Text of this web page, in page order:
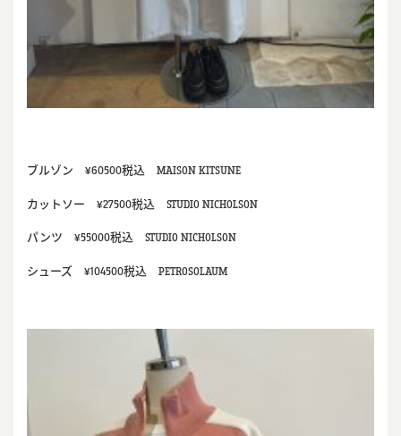
ブルゾン ¥60500税込 MAISON KITSUNE
カットソー ¥27500税込 STUDIO NICHOLSON
パンツ ¥55000税込 STUDIO NICHOLSON
シューズ ¥104500税込 PETROSOLAUM